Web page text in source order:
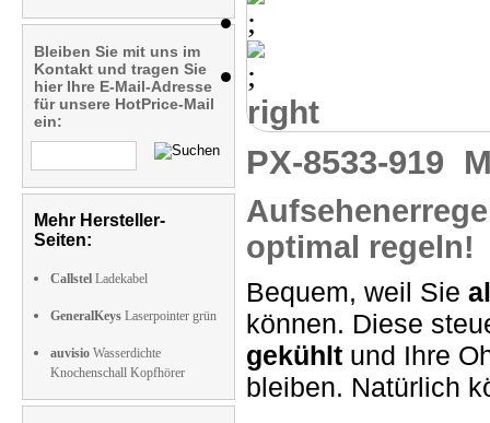
Bleiben Sie mit uns im
Kontakt und tragen Sie
hier Ihre E-Mail-Adresse
für unsere HotPrice-Mail
ein:
Mehr Hersteller-
Seiten:
Callstel Ladekabel
GeneralKeys Laserpointer grün
auvisio Wasserdichte
Knochenschall Kopfhörer
right
PX-8533-919
optimal regeln!
Bequem, weil Sie
können. Diese
gekühlt und Ihre
bleiben. Natürlich